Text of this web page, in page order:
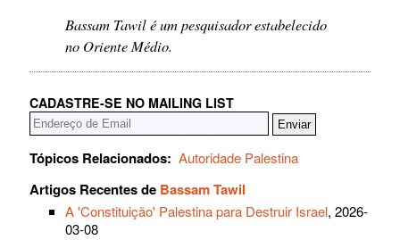
Bassam Tawil é um pesquisador estabelecido
no Oriente Médio.
CADASTRE-SE NO MAILING LIST
Tópicos Relacionados: Autoridade Palestina
Artigos Recentes de Bassam Tawil
A 'Constituição' Palestina para Destruir Israel, 2026-
03-08